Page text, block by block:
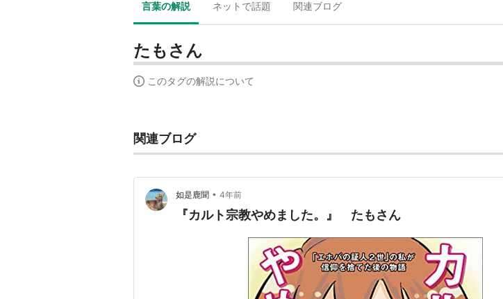
言葉の解説 ネットで話題 関連ブログ
たもさん
このタグの解説について
関連ブログ
如是鹿聞 • 4年前
『カルト宗教やめました。』 たもさん